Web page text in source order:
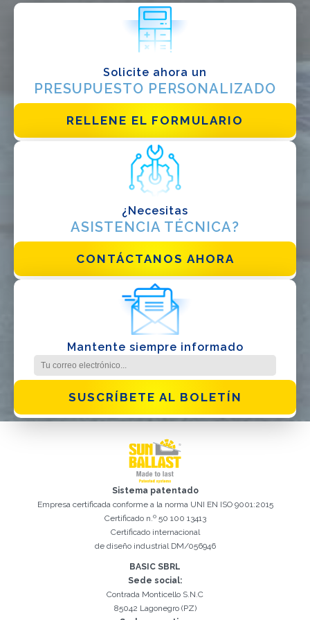
Solicite ahora un
PRESUPUESTO PERSONALIZADO
RELLENE EL FORMULARIO
¿Necesitas
ASISTENCIA TÉCNICA?
CONTÁCTANOS AHORA
Mantente siempre informado
SUSCRÍBETE AL BOLETÍN
Instalador
Diseñador
Otro
He leido y acepto lapolitica de privacidad*
El campo Nombre es obligatorio
El campo Apellido es obligatorio
El campo Agencia es obligatorio
El campo Ciudad es obligatorio
El campo Teléfono es obligatorio
El campo Correo Electrónico es obligatorio
Correo Electrónico ingresado no válido
Debemos aceptar la Política de privacidad
Registro exitoso. Verifique su casilla de correo electrónico para
Lo sentimos, se produjo el siguiente error:
Sistema patentado
Empresa certificada conforme a la norma UNI EN ISO 9001:2015
Certificado n.º 50 100 13413
Certificado internacional
de diseño industrial DM/056946
BASIC SBRL
Sede social:
Contrada Monticello S.N.C
85042 Lagonegro (PZ)